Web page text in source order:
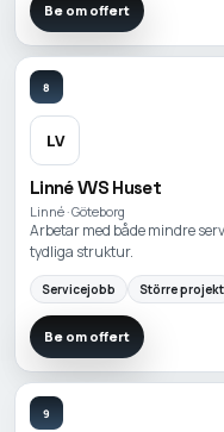
Be om offert
8
LV
Linné VVS Huset
Linné · Göteborg
Arbetar med både mindre
tydliga struktur.
Servicejobb Större projekt
Be om offert
9